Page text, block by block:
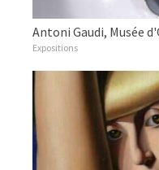
Antoni Gaudi, Musée
Expositions